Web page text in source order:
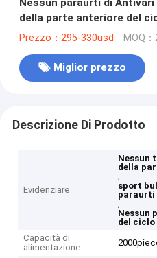
Nessun paraurti di Antivari
della parte anteriore del
Pajero
Prezzo：295-330usd MOQ
Miglior prezzo
Descrizione Di Prodotto
Evidenziare
Nessun
della
,
sport
paraurti
,
Nessun
del ciclo
Capacità di
alimentazione